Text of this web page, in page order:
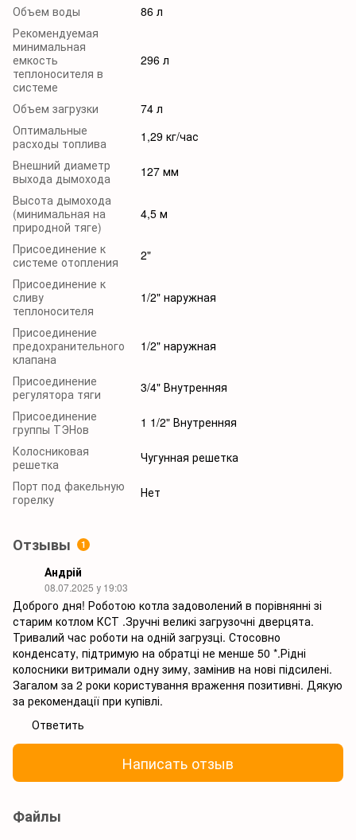
Объем воды
86 л
Рекомендуемая
минимальная
емкость
теплоносителя в
системе
296 л
Объем загрузки
74 л
Оптимальные
расходы топлива
1,29 кг/час
Внешний диаметр
выхода дымохода
127 мм
Высота дымохода
(минимальная на
природной тяге)
4,5 м
Присоединение к
системе отопления
2"
Присоединение к
сливу
теплоносителя
1/2" наружная
Присоединение
предохранительного
клапана
1/2" наружная
Присоединение
регулятора тяги
3/4" Внутренняя
Присоединение
группы ТЭНов
1 1/2" Внутренняя
Колосниковая
решетка
Чугунная решетка
Порт под факельную
горелку
Нет
Отзывы 1
Андрій
08.07.2025 у 19:03
Доброго дня! Роботою котла задоволений в порівнянні зі
старим котлом КСТ .Зручні великі загрузочні дверцята.
Тривалий час роботи на одній загрузці. Стосовно
конденсату, підтримую на обратці не менше 50 *.Рідні
колосники витримали одну зиму, замінив на нові підсилені.
Загалом за 2 роки користування враження позитивні. Дякую
за рекомендації при купівлі.
Ответить
Написать отзыв
Файлы